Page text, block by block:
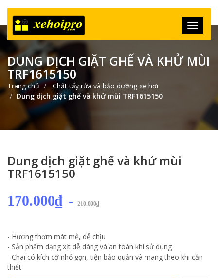
DUNG DỊCH GIẶT GHẾ VÀ KHỬ MÙI
TRF1615150
Trang chủ
Chất tẩy rửa và bảo dưỡng xe hơi
Dung dịch giặt ghế và khử mùi TRF1615150
Dung dịch giặt ghế và khử mùi
TRF1615150
170.000₫ - 210.000₫
- Hương thơm mát mẻ, dễ chịu
- Sản phẩm dạng xịt dễ dàng và an toàn khi sử dụng
- Chai có kích cỡ nhỏ gọn, tiện bảo quản và mang theo khi cần
thiết